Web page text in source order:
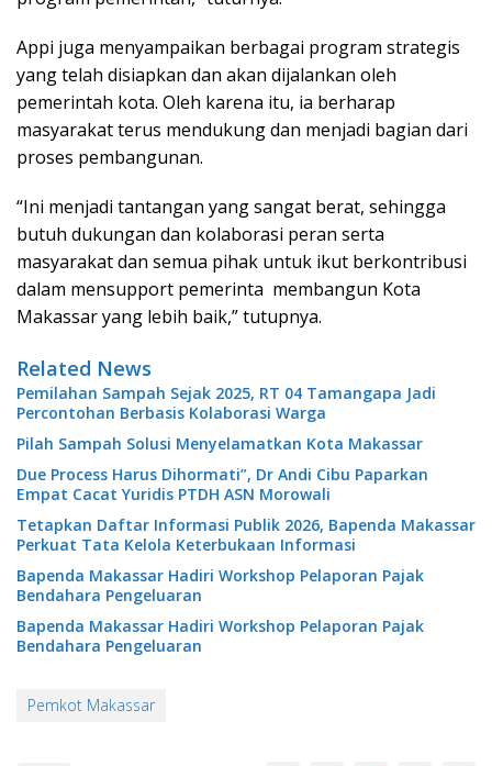
Appi juga menyampaikan berbagai program strategis
yang telah disiapkan dan akan dijalankan oleh
pemerintah kota. Oleh karena itu, ia berharap
masyarakat terus mendukung dan menjadi bagian dari
proses pembangunan.
“Ini menjadi tantangan yang sangat berat, sehingga
butuh dukungan dan kolaborasi peran serta
masyarakat dan semua pihak untuk ikut berkontribusi
dalam mensupport pemerinta membangun Kota
Makassar yang lebih baik,” tutupnya.
Related News
Pemilahan Sampah Sejak 2025, RT 04 Tamangapa Jadi
Percontohan Berbasis Kolaborasi Warga
Pilah Sampah Solusi Menyelamatkan Kota Makassar
Due Process Harus Dihormati”, Dr Andi Cibu Paparkan
Empat Cacat Yuridis PTDH ASN Morowali
Tetapkan Daftar Informasi Publik 2026, Bapenda Makassar
Perkuat Tata Kelola Keterbukaan Informasi
Bapenda Makassar Hadiri Workshop Pelaporan Pajak
Bendahara Pengeluaran
Bapenda Makassar Hadiri Workshop Pelaporan Pajak
Bendahara Pengeluaran
Pemkot Makassar